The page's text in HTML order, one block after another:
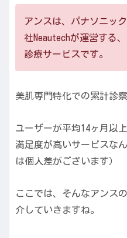
アンスは、パナソニッ
社Neautechが運営する
診療サービスです。
美肌専門特化での累計診
ユーザーが平均14ヶ月以
満足度が高いサービスな
は個人差がございます）
ここでは、そんなアンス
介していきますね。